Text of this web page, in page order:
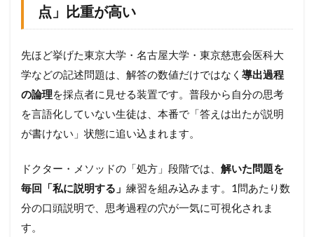
点」比重が高い
先ほど挙げた東京大学・名古屋大学・東京慈恵会医科大
学などの記述問題は、解答の数値だけではなく 導出過程
の論理を採点者に見せる装置です。普段から自分の思考
を言語化していない生徒は、本番で「答えは出たが説明
が書けない」状態に追い込まれます。
ドクター・メソッドの「処方」段階では、 解いた問題を
毎回「私に説明する」 練習を組み込みます。1問あたり数
分の口頭説明で、思考過程の穴が一気に可視化されま
す。